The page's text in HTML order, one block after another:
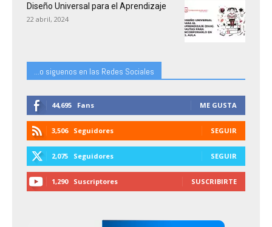
Diseño Universal para el Aprendizaje
22 abril, 2024
...o siguenos en las Redes Sociales
44,695 Fans ME GUSTA
3,506 Seguidores SEGUIR
2,075 Seguidores SEGUIR
1,290 Suscriptores SUSCRIBIRTE